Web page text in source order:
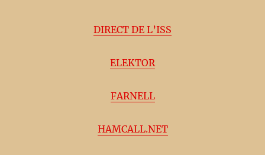
DIRECT DE L’ISS
ELEKTOR
FARNELL
HAMCALL.NET